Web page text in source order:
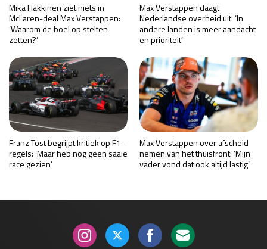
Mika Häkkinen ziet niets in
McLaren-deal Max Verstappen:
‘Waarom de boel op stelten
zetten?’
Max Verstappen daagt
Nederlandse overheid uit: ‘In
andere landen is meer aandacht
en prioriteit’
Franz Tost begrijpt kritiek op F1-
regels: ‘Maar heb nog geen saaie
race gezien’
Max Verstappen over afscheid
nemen van het thuisfront: ‘Mijn
vader vond dat ook altijd lastig’